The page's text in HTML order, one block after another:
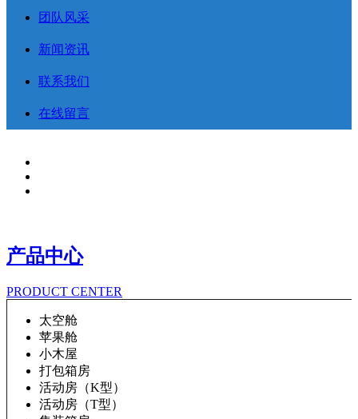
团队风采
新闻资讯
联系我们
在线留言
产品中心
PRODUCT CENTER
太空舱
苹果舱
小木屋
打包箱房
活动房（K型）
活动房（T型）